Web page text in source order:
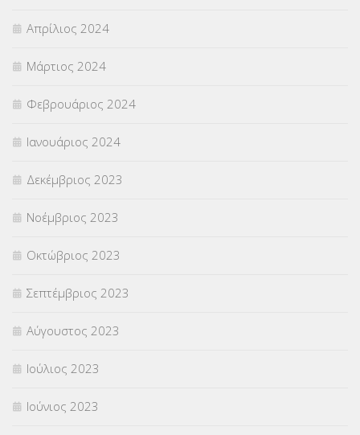
Απρίλιος 2024
Μάρτιος 2024
Φεβρουάριος 2024
Ιανουάριος 2024
Δεκέμβριος 2023
Νοέμβριος 2023
Οκτώβριος 2023
Σεπτέμβριος 2023
Αύγουστος 2023
Ιούλιος 2023
Ιούνιος 2023